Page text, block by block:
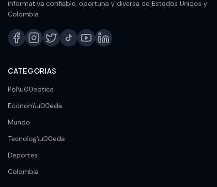
informativa confiable, oportuna y diversa de Estados Unidos y
Colombia.
CATEGORIAS
Pol\u00edtica
Econom\u00eda
Mundo
Tecnolog\u00eda
Deportes
Colombia